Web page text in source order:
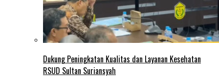
Dukung Peningkatan Kualitas dan Layanan Kesehatan
RSUD Sultan Suriansyah